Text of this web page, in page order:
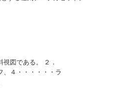
図である。 ２．
、４・・・・・・ラ